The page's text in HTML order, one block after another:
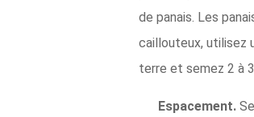
de panais. Les
caillouteux, utilisez
terre et semez 2 à
Espacement.